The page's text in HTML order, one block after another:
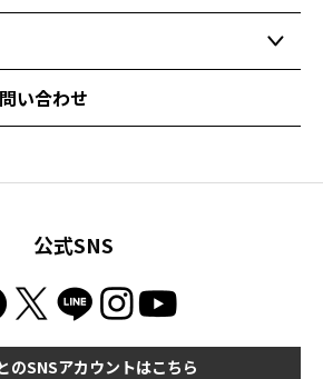
い合わせ
公式SNS
のSNSアカウントはこちら